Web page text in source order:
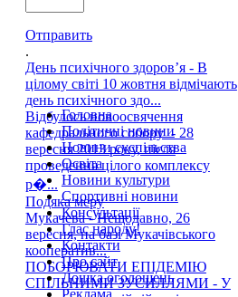
Отправить
.
День психічного здоров’я - В
цілому світі 10 жовтня відмічають
день психічного здо...
Відбулось новоосвячення
кафедрального собору - 28
вересня 2013 року, після
проведення цілого комплексу
р�...
Подяка меру
Мукачева - Нещодавно, 26
вересня, на базі Мукачівського
кооператив...
ПОБОРЮВАТИ ЕПІДЕМІЮ
СПІЛЬНИМИ ЗУСИЛЛЯМИ - У
Головна
Політичні новини
Новини суспільства
Освіта
Новини культури
Спортивні новини
Консультації
Глас народу!
Контакти
Про сайт
Дошка оголошень